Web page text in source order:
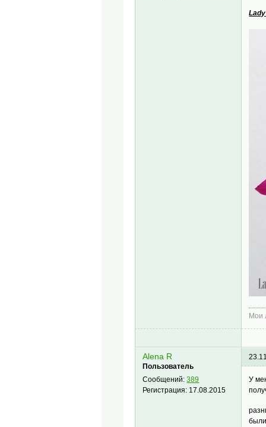
Мои
Alena R
Пользователь
Сообщений:389
Регистрация: 17.08.2015
У